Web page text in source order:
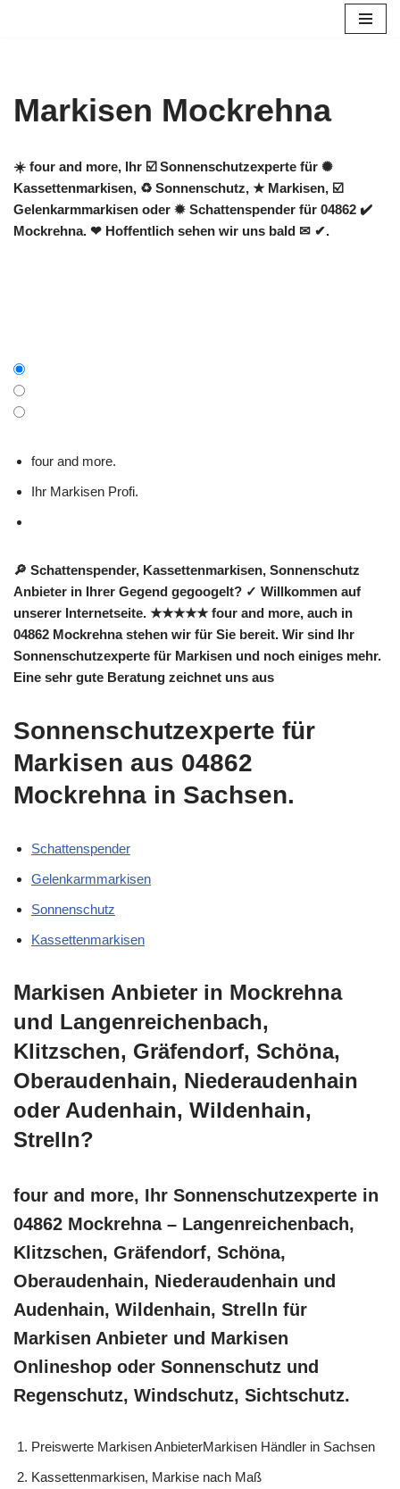
Markisen Mockrehna
☀️ four and more, Ihr ☑️ Sonnenschutzexperte für ✺
Kassettenmarkisen, ♻ Sonnenschutz, ★ Markisen, ☑️
Gelenkarmmarkisen oder ✹ Schattenspender für 04862 ✔️
Mockrehna. ❤ Hoffentlich sehen wir uns bald ✉ ✔.
four and more.
Ihr Markisen Profi.
🔎 Schattenspender, Kassettenmarkisen, Sonnenschutz
Anbieter in Ihrer Gegend gegoogelt? ✓ Willkommen auf
unserer Internetseite. ★★★★★ four and more, auch in
04862 Mockrehna stehen wir für Sie bereit. Wir sind Ihr
Sonnenschutzexperte für Markisen und noch einiges mehr.
Eine sehr gute Beratung zeichnet uns aus
Sonnenschutzexperte für
Markisen aus 04862
Mockrehna in Sachsen.
Schattenspender
Gelenkarmmarkisen
Sonnenschutz
Kassettenmarkisen
Markisen Anbieter in Mockrehna
und Langenreichenbach,
Klitzschen, Gräfendorf, Schöna,
Oberaudenhain, Niederaudenhain
oder Audenhain, Wildenhain,
Strelln?
four and more, Ihr Sonnenschutzexperte in
04862 Mockrehna – Langenreichenbach,
Klitzschen, Gräfendorf, Schöna,
Oberaudenhain, Niederaudenhain und
Audenhain, Wildenhain, Strelln für
Markisen Anbieter und Markisen
Onlineshop oder Sonnenschutz und
Regenschutz, Windschutz, Sichtschutz.
Preiswerte Markisen AnbieterMarkisen Händler in Sachsen
Kassettenmarkisen, Markise nach Maß